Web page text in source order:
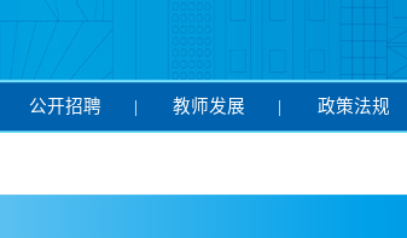
公开招聘 | 教师发展 | 政策法规